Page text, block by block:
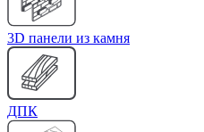
3D панели из камня
ДПК